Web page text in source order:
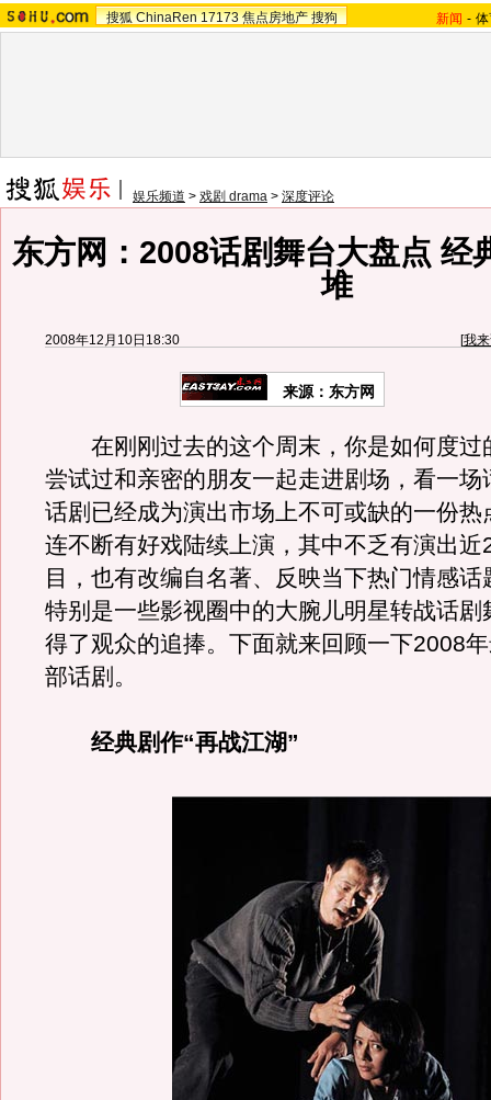
搜狐 ChinaRen 17173 焦点房地产 搜狗 新闻 -
娱乐频道 > 戏剧 drama > 深度评论
东方网：2008话剧舞台大盘点 经
堆
2008年12月10日18:30 [我
来源：东方网
在刚刚过去的这个周末，你是如何度过
尝试过和亲密的朋友一起走进剧场，看一场
话剧已经成为演出市场上不可或缺的一份热
连不断有好戏陆续上演，其中不乏有演出近
目，也有改编自名著、反映当下热门情感话
特别是一些影视圈中的大腕儿明星转战话剧
得了观众的追捧。下面就来回顾一下2008
部话剧。
经典剧作“再战江湖”